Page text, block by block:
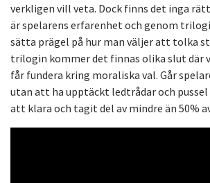
verkligen vill veta. Dock finns det inga
är spelarens erfarenhet och genom
sätta prägel på hur man väljer att tolka
trilogin kommer det finnas olika slut där
får fundera kring moraliska val. Går
utan att ha upptäckt ledtrådar och pussel
att klara och tagit del av mindre än 50%